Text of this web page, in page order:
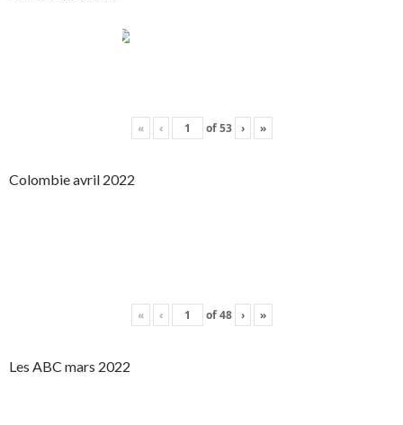
« ‹ of53 › »
Colombie avril 2022
« ‹ of48 › »
Les ABC mars 2022